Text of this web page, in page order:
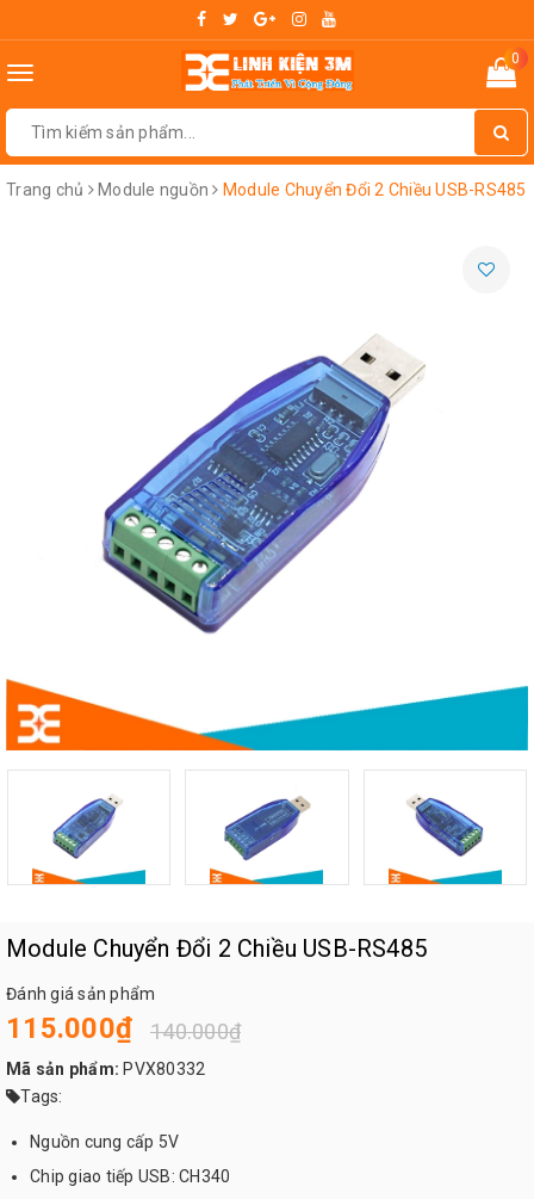
Toggle
0
Trang chủ Module nguồn Module Chuyển Đổi 2 Chiều USB-RS485
Module Chuyển Đổi 2 Chiều USB-RS485
Đánh giá sản phẩm
115.000₫ 140.000₫
Mã sản phẩm: PVX80332
Tags:
Nguồn cung cấp 5V
Chip giao tiếp USB: CH340